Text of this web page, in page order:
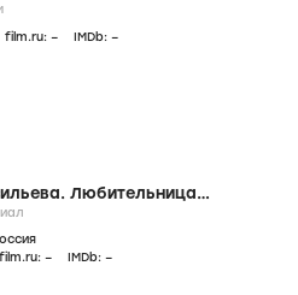
film.ru: – IMDb: –
Любительница
3
film.ru: – IMDb: –